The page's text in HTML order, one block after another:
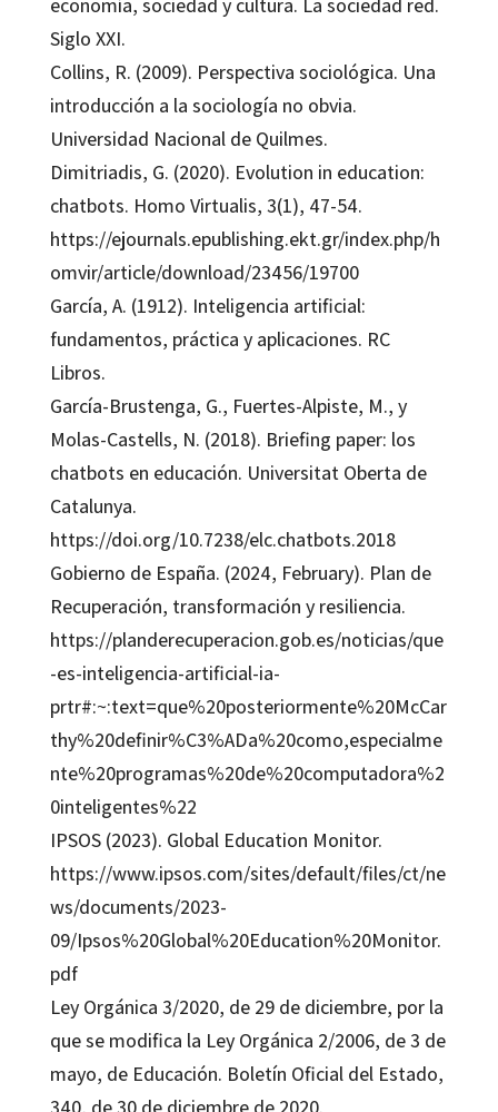
Siglo XXI.
Collins, R. (2009). Perspectiva sociológica. Una
introducción a la sociología no obvia.
Universidad Nacional de Quilmes.
Dimitriadis, G. (2020). Evolution in education:
chatbots. Homo Virtualis, 3(1), 47-54.
https://ejournals.epublishing.ekt.gr/index.php/h
omvir/article/download/23456/19700
García, A. (1912). Inteligencia artificial:
fundamentos, práctica y aplicaciones. RC
Libros.
García-Brustenga, G., Fuertes-Alpiste, M., y
Molas-Castells, N. (2018). Briefing paper: los
chatbots en educación. Universitat Oberta de
Catalunya.
https://doi.org/10.7238/elc.chatbots.2018
Gobierno de España. (2024, February). Plan de
Recuperación, transformación y resiliencia.
https://planderecuperacion.gob.es/noticias/que
-es-inteligencia-artificial-ia-
prtr#:~:text=que%20posteriormente%20McCar
thy%20definir%C3%ADa%20como,especialme
nte%20programas%20de%20computadora%2
0inteligentes%22
IPSOS (2023). Global Education Monitor.
https://www.ipsos.com/sites/default/files/ct/ne
ws/documents/2023-
09/Ipsos%20Global%20Education%20Monitor.
pdf
Ley Orgánica 3/2020, de 29 de diciembre, por la
que se modifica la Ley Orgánica 2/2006, de 3 de
mayo, de Educación. Boletín Oficial del Estado,
340, de 30 de diciembre de 2020.